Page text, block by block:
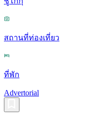
สถานที่ท่องเที่ยว
ที่พัก
Advertorial